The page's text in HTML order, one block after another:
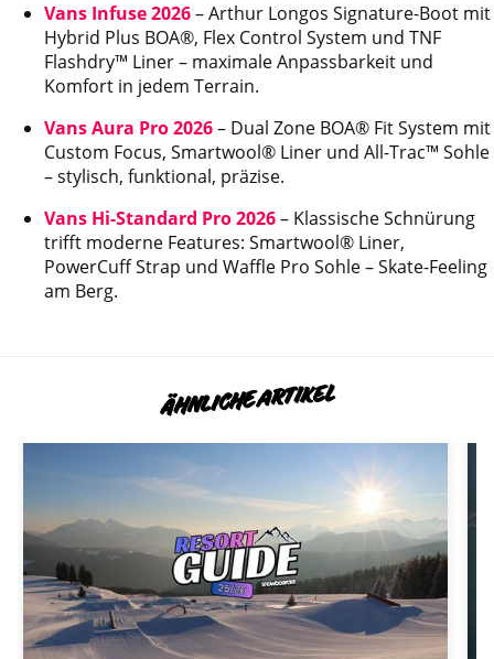
Vans Infuse 2026– Arthur Longos Signature-Boot mit
Hybrid Plus BOA®, Flex Control System und TNF
Flashdry™ Liner – maximale Anpassbarkeit und
Komfort in jedem Terrain.
Vans Aura Pro 2026– Dual Zone BOA® Fit System mit
Custom Focus, Smartwool® Liner und All-Trac™ Sohle
– stylisch, funktional, präzise.
Vans Hi-Standard Pro 2026– Klassische Schnürung
trifft moderne Features: Smartwool® Liner,
PowerCuff Strap und Waffle Pro Sohle – Skate-Feeling
am Berg.
ÄHNLICHE ARTIKEL